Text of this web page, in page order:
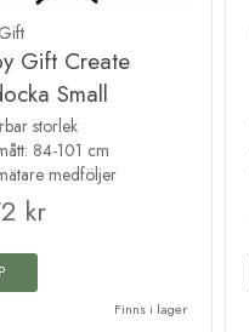
Gift Create
Small
storlek
84-101 cm
medföljer
kr
Finns i lager